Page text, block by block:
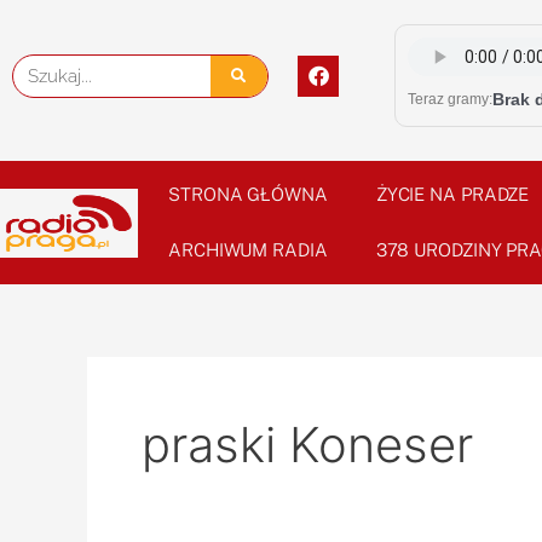
content
Szukaj
F
a
c
o
o
k
Teraz gramy:Brak
STRONA GŁÓWNA ŻYCIE NA PRADZE
ARCHIWUM RADIA 378 URODZINY
praski Koneser